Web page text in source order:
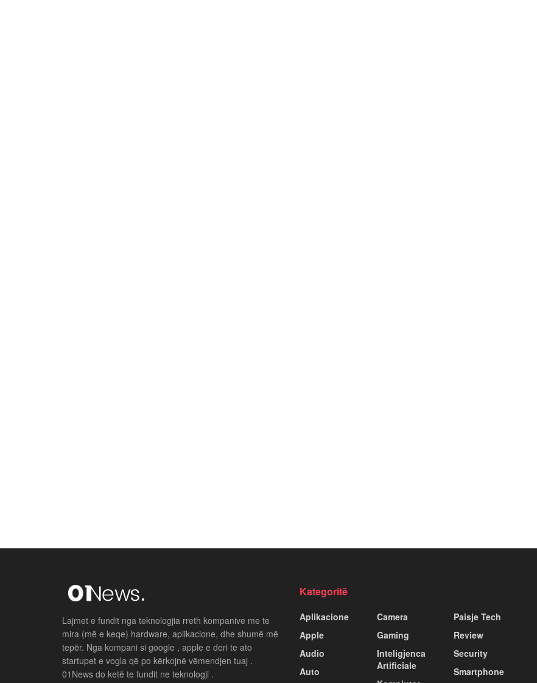
Lajmet e fundit nga teknologjia rreth kompanive me te
mira (më e keqe) hardware, aplikacione, dhe shumë më
tepër. Nga kompani si google , apple e deri te ato
startupet e vogla që po kërkojnë vëmendjen tuaj .
01News do ketë te fundit ne teknologji .
Kategoritë
Aplikacione
Apple
Audio
Auto
Camera
Gaming
Inteligjenca
Artificiale
Paisje Tech
Review
Security
Smartphone